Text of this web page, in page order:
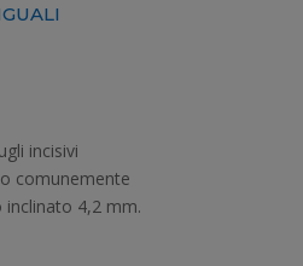
incisivi
comunemente
4,2 mm.